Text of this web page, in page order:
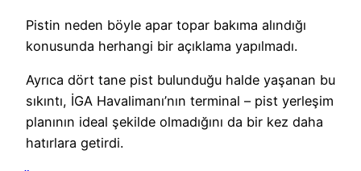
Pistin neden böyle apar topar bakıma alındığı
konusunda herhangi bir açıklama yapılmadı.
Ayrıca dört tane pist bulunduğu halde yaşanan bu
sıkıntı, İGA Havalimanı’nın terminal – pist yerleşim
planının ideal şekilde olmadığını da bir kez daha
hatırlara getirdi.